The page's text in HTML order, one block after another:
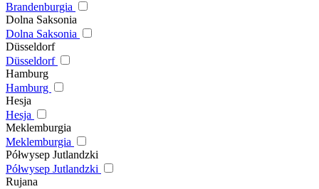
Brandenburgia
Dolna Saksonia
Dolna Saksonia
Düsseldorf
Düsseldorf
Hamburg
Hamburg
Hesja
Hesja
Meklemburgia
Meklemburgia
Półwysep Jutlandzki
Półwysep Jutlandzki
Rujana